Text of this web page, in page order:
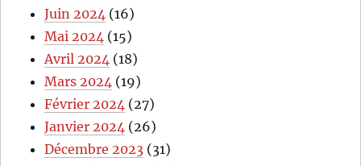
Juin 2024 (16)
Mai 2024 (15)
Avril 2024 (18)
Mars 2024 (19)
Février 2024 (27)
Janvier 2024 (26)
Décembre 2023 (31)